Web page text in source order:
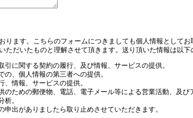
ます。こちらのフォームにつきましても個人情報として
ただいたものと理解させて頂きます。送り頂いた情報は以下
に関する契約の履行、及び情報、サービスの提供。
、個人情報の第三者への提供。
情報、サービスの提供。
ための郵便物、電話、電子メール等による営業活動、及び
析。
出がありましたら取り止めさせていただきます。